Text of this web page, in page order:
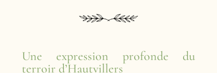
Une expression profonde du
terroir d’Hautvillers